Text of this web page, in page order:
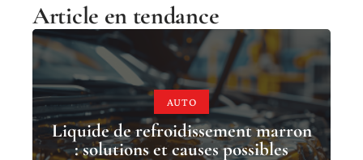
Article en tendance
AUTO
Liquide de refroidissement marron
: solutions et causes possibles